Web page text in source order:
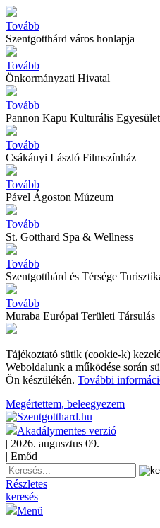
Tovább
Szentgotthárd város honlapja
Tovább
Önkormányzati Hivatal
Tovább
Pannon Kapu Kulturális Egyesület
Tovább
Csákányi László Filmszínház
Tovább
Pável Ágoston Múzeum
Tovább
St. Gotthard Spa & Wellness
Tovább
Szentgotthárd és Térsége
Tovább
Muraba Európai Területi Társulás
Tájékoztató sütik (cookie-k)
Weboldalunk a működése során
Ön készülékén. További
Megértettem, beleegyezem
Akadálymentes verzió
| 2026. augusztus 09.
| Emőd
Részletes
keresés
Menü